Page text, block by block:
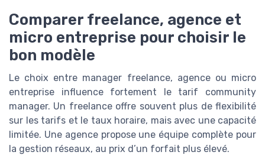
Comparer freelance, agence et
micro entreprise pour choisir le
bon modèle
Le choix entre manager freelance, agence ou micro
entreprise influence fortement le tarif community
manager. Un freelance offre souvent plus de flexibilité
sur les tarifs et le taux horaire, mais avec une capacité
limitée. Une agence propose une équipe complète pour
la gestion réseaux, au prix d’un forfait plus élevé.